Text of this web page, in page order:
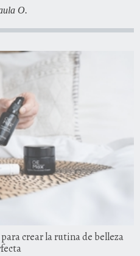
O.
crear la rutina de belleza